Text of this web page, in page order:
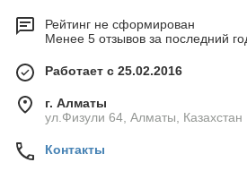
Рейтинг не сформирован
Менее 5 отзывов за последний
Работает с 25.02.2016
г. Алматы
ул.Физули 64, Алматы, Казахстан
Контакты